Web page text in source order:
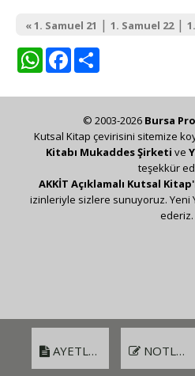
« 1. Samuel 21 | 1. Samuel 22|
WhatsAppFacebook
AYETLER NOTLAR
© 2003-2026 Bursa
Kutsal Kitap çevirisini sitemize
Kitabı Mukaddes Şirketi ve
teşekkür
AKKİT Açıklamalı Kutsal
izinleriyle sizlere sunuyoruz. Yeni
ederiz.